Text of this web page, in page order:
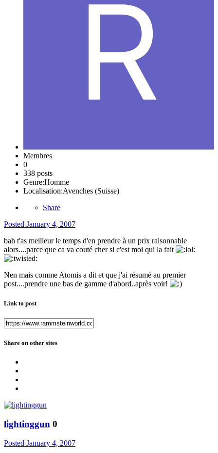
Membres
0
338 posts
Genre:Homme
Localisation:Avenches (Suisse)
Share
Posted January 4, 2007
bah t'as meilleur le temps d'en prendre à un prix raisonnable
alors....parce que ca va couté cher si c'est moi qui la fait
Nen mais comme Atomis a dit et que j'ai résumé au premier
post....prendre une bas de gamme d'abord..après voir!
Link to post
Share on other sites
lightinggun 0
Posted January 4, 2007